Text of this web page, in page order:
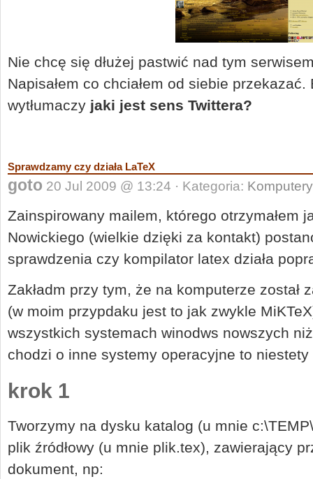
Nie chcę się dłużej pastwić nad tym
Napisałem co chciałem od siebie
wytłumaczy jaki jest sens Twittera?
Sprawdzamy czy działa LaTeX
goto 20 Jul 2009 @ 13:24 · Kategoria:
Zainspirowany mailem, którego otrzymałem
Nowickiego (wielkie dzięki za kontakt)
sprawdzenia czy kompilator latex działa
Zakładm przy tym, że na komputerze
(w moim przypdaku jest to jak zwykle
wszystkich systemach winodws nowszych
chodzi o inne systemy operacyjne to
krok 1
Tworzymy na dysku katalog (u mnie
plik źródłowy (u mnie plik.tex), zawierający
dokument, np: